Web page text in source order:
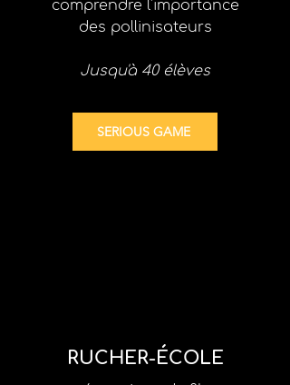
comprendre l'importance
des pollinisateurs
Jusqu'à 40 élèves
SERIOUS GAME
RUCHER-ÉCOLE